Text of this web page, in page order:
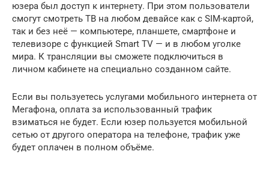
юзера был доступ к интернету. При этом пользователи
смогут смотреть ТВ на любом девайсе как с SIM-картой,
так и без неё — компьютере, планшете, смартфоне и
телевизоре с функцией Smart TV — и в любом уголке
мира. К трансляции вы сможете подключиться в
личном кабинете на специально созданном сайте.
Если вы пользуетесь услугами мобильного интернета от
Мегафона, оплата за использованный трафик
взиматься не будет. Если юзер пользуется мобильной
сетью от другого оператора на телефоне, трафик уже
будет оплачен в полном объёме.